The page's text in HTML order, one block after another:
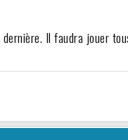
Il faudra jouer